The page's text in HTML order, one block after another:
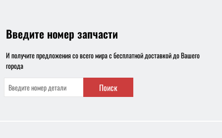
Введите номер запчасти
И получите предложения со всего мира с бесплатной доставкой до Вашего
города
Поиск